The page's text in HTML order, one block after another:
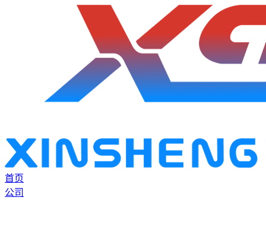
首页
公司